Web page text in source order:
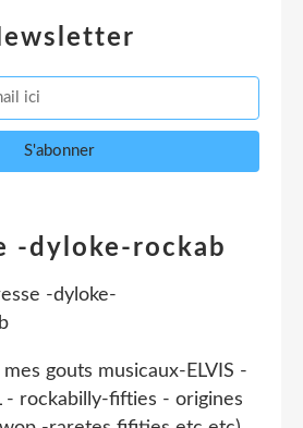
-dyloke-rockab
mes gouts musicaux-ELVIS -
- rockabilly-fifties - origines